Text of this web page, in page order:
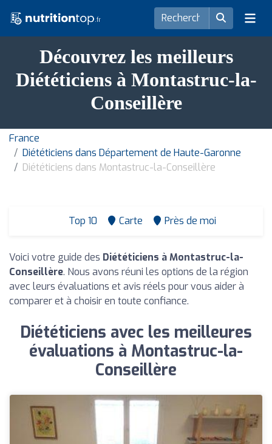
Découvrez les meilleurs
Diététiciens à Montastruc-la-
Conseillère
France
Diététiciens dans Département de Haute-Garonne
Diététiciens dans Montastruc-la-Conseillère
Top 10 Carte Près de moi
Voici votre guide des Diététiciens à Montastruc-la-
Conseillère. Nous avons réuni les options de la région
avec leurs évaluations et avis réels pour vous aider à
comparer et à choisir en toute confiance.
Diététiciens avec les meilleures
évaluations à Montastruc-la-
Conseillère